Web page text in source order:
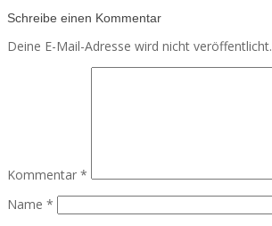
Schreibe einen Kommentar
Deine E-Mail-Adresse wird nicht veröffentlicht.
Kommentar *
Name *